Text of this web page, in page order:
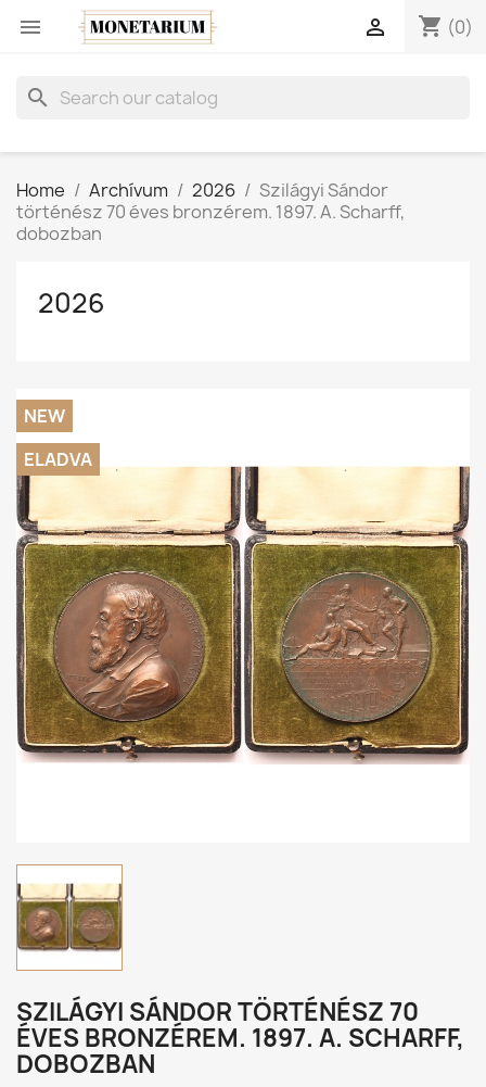
 shopping_cart (0)

search
Home Archívum 2026
Szilágyi Sándor
történész 70 éves bronzérem. 1897. A. Scharff,
dobozban
2026
NEW
ELADVA
SZILÁGYI SÁNDOR TÖRTÉNÉSZ 70
ÉVES BRONZÉREM. 1897. A. SCHARFF,
DOBOZBAN